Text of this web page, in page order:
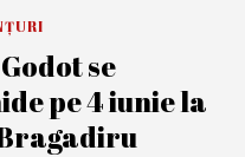
se
pe 4 iunie la